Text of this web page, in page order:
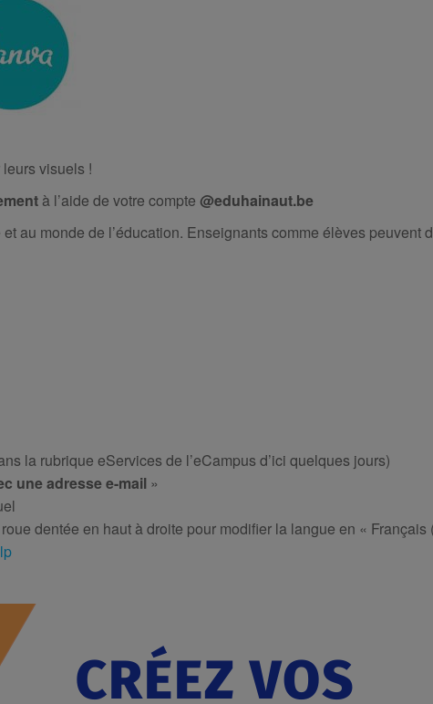
visuels !
à l’aide de votre compte @eduhainaut.be
au monde de l’éducation. Enseignants comme élèves peuvent
la rubrique eServices de l’eCampus d’ici quelques jours)
une adresse e-mail »
dentée en haut à droite pour modifier la langue en « Français